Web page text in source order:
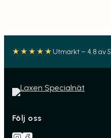
★★★★★ Utmärkt – 4.8 av 5
Följ oss